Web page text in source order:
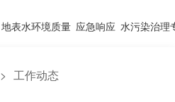
地表水环境质量 应急响应 水污染治理
> 工作动态